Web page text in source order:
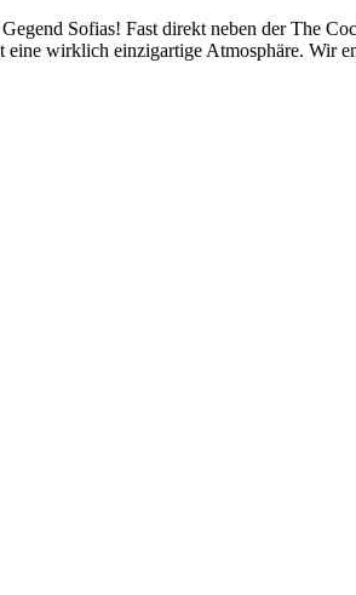
Sofias! Fast direkt neben der The
wirklich einzigartige Atmosphäre. Wir